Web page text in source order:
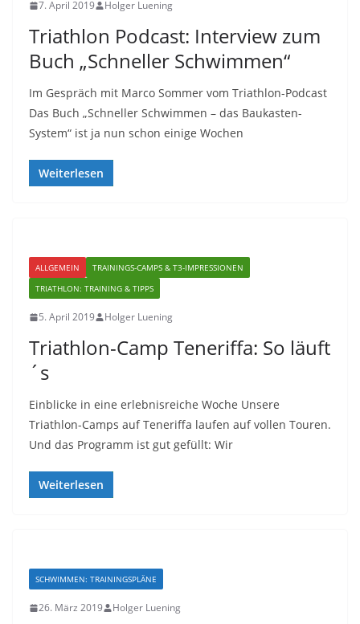
7. April 2019 Holger Luening
Triathlon Podcast: Interview zum
Buch „Schneller Schwimmen“
Im Gespräch mit Marco Sommer vom Triathlon-Podcast
Das Buch „Schneller Schwimmen – das Baukasten-
System“ ist ja nun schon einige Wochen
Weiterlesen
ALLGEMEIN
TRAININGS-CAMPS & T3-IMPRESSIONEN
TRIATHLON: TRAINING & TIPPS
5. April 2019 Holger Luening
Triathlon-Camp Teneriffa: So läuft
´s
Einblicke in eine erlebnisreiche Woche Unsere
Triathlon-Camps auf Teneriffa laufen auf vollen Touren.
Und das Programm ist gut gefüllt: Wir
Weiterlesen
SCHWIMMEN: TRAININGSPLÄNE
26. März 2019 Holger Luening